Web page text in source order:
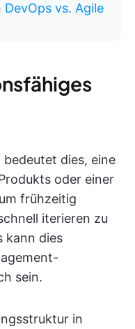
DevOps vs. Agile
dies, eine
oder einer
frühzeitig
iterieren zu
kann dies
sein.
in